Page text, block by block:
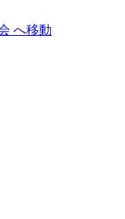
へ移動